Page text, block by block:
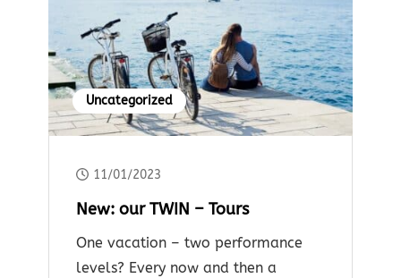
Uncategorized
11/01/2023
New: our TWIN – Tours
One vacation – two performance
levels? Every now and then a